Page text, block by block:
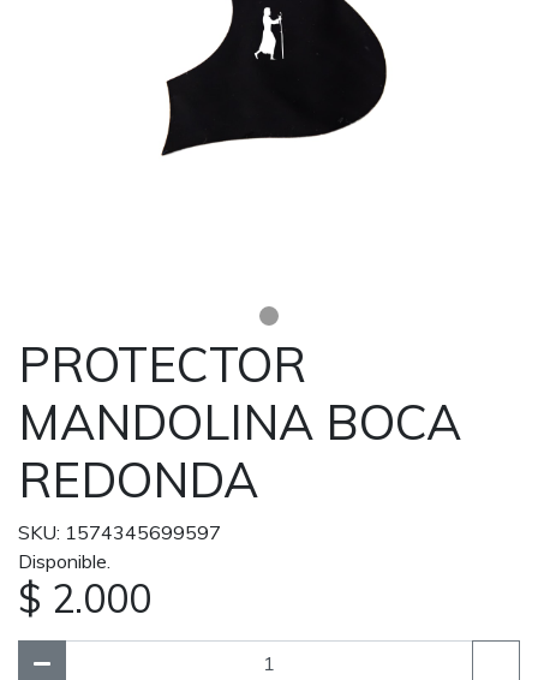
PROTECTOR
MANDOLINA BOCA
REDONDA
SKU: 1574345699597
Disponible.
$ 2.000